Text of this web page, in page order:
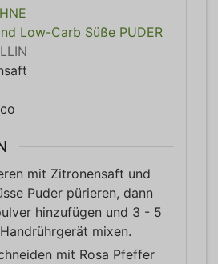
Low-Carb Süße PUDER
mit Zitronensaft und
Puder pürieren, dann
hinzufügen und 3 - 5
mixen.
mit Rosa Pfeffer